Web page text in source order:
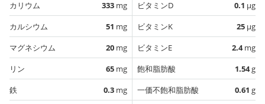
カリウム
333 mg
カルシウム
51 mg
マグネシウム
20 mg
リン
65 mg
鉄
0.3 mg
ビタミンD
0.1 µg
ビタミンK
25 µg
ビタミンE
2.4mg
飽和脂肪酸
1.54g
一価不飽和脂肪酸
0.61 g